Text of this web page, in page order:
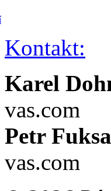
Kontakt:
Karel
vas.com
Petr
vas.com